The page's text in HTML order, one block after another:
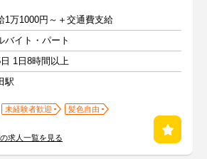
1万1000円～＋交通費支給
バイト・パート
1日8時間以上
駅
未経験者歓迎
髪色自由
求人一覧を見る